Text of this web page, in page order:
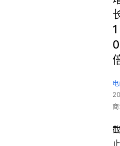
1
0
截
止